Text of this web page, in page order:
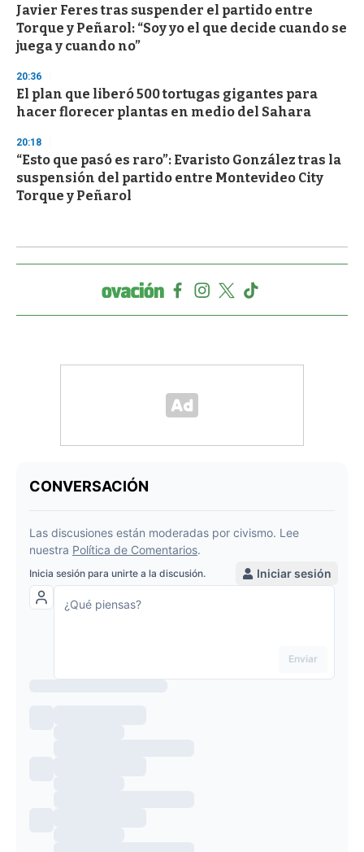
Javier Feres tras suspender el partido entre
Torque y Peñarol: “Soy yo el que decide cuando se
juega y cuando no”
20:36
El plan que liberó 500 tortugas gigantes para
hacer florecer plantas en medio del Sahara
20:18
“Esto que pasó es raro”: Evaristo González tras la
suspensión del partido entre Montevideo City
Torque y Peñarol